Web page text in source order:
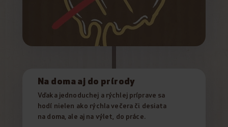
Na doma aj do prírody
Vďaka jednoduchej a rýchlej príprave sa
hodí nielen ako rýchla večera či desiata
na doma, ale aj na výlet, do práce.